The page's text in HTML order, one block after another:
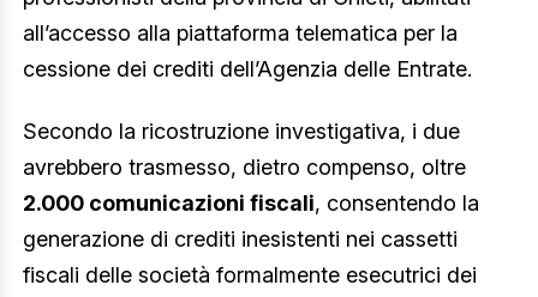
all’accesso alla piattaforma telematica per la
cessione dei crediti dell’Agenzia delle Entrate.
Secondo la ricostruzione investigativa, i due
avrebbero trasmesso, dietro compenso, oltre
2.000 comunicazioni fiscali, consentendo la
generazione di crediti inesistenti nei cassetti
fiscali delle società formalmente esecutrici dei